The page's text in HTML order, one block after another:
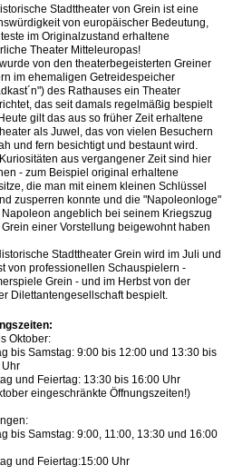
Stadttheater von Grein ist eine
von europäischer Bedeutung,
im Originalzustand erhaltene
Theater Mitteleuropas!
von den theaterbegeisterten Greiner
im ehemaligen Getreidespeicher
des Rathauses ein Theater
das seit damals regelmäßig bespielt
gilt das aus so früher Zeit erhaltene
als Juwel, das von vielen Besuchern
und fern besichtigt und bestaunt wird.
aus vergangener Zeit sind hier
- zum Beispiel original erhaltene
die man mit einem kleinen Schlüssel
zusperren konnte und die "Napoleonloge"
angeblich bei seinem Kriegszug
einer Vorstellung beigewohnt haben
Stadttheater Grein wird im Juli und
von professionellen Schauspielern -
Grein - und im Herbst von der
Dilettantengesellschaft bespielt.
Oktober:
bis Samstag: 9:00 bis 12:00 und 13:30 bis
und Feiertag: 13:30 bis 16:00 Uhr
eingeschränkte Öffnungszeiten!)
bis Samstag: 9:00, 11:00, 13:30 und 16:00
und Feiertag:15:00 Uhr